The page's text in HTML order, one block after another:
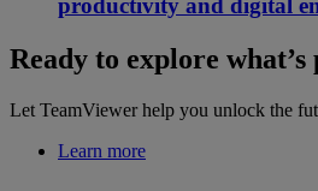
productivity and digital
Ready to explore
Let TeamViewer help you unlock the
Learn more